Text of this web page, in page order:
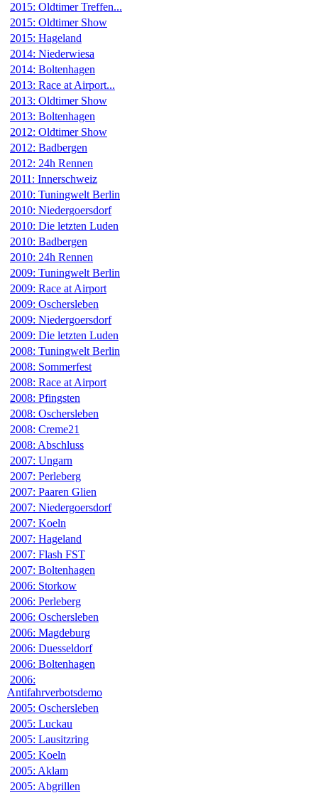
2015: Oldtimer Treffen...
2015: Oldtimer Show
2015: Hageland
2014: Niederwiesa
2014: Boltenhagen
2013: Race at Airport...
2013: Oldtimer Show
2013: Boltenhagen
2012: Oldtimer Show
2012: Badbergen
2012: 24h Rennen
2011: Innerschweiz
2010: Tuningwelt Berlin
2010: Niedergoersdorf
2010: Die letzten Luden
2010: Badbergen
2010: 24h Rennen
2009: Tuningwelt Berlin
2009: Race at Airport
2009: Oschersleben
2009: Niedergoersdorf
2009: Die letzten Luden
2008: Tuningwelt Berlin
2008: Sommerfest
2008: Race at Airport
2008: Pfingsten
2008: Oschersleben
2008: Creme21
2008: Abschluss
2007: Ungarn
2007: Perleberg
2007: Paaren Glien
2007: Niedergoersdorf
2007: Koeln
2007: Hageland
2007: Flash FST
2007: Boltenhagen
2006: Storkow
2006: Perleberg
2006: Oschersleben
2006: Magdeburg
2006: Duesseldorf
2006: Boltenhagen
2006:
Antifahrverbotsdemo
2005: Oschersleben
2005: Luckau
2005: Lausitzring
2005: Koeln
2005: Aklam
2005: Abgrillen